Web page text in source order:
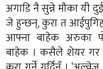
अगाडि नै सुन्ने मौका यी
जे हुन्छन्, कुरा त
आफ्ना बाहेक अरुका
बाहेक । कसैले शेयर गर